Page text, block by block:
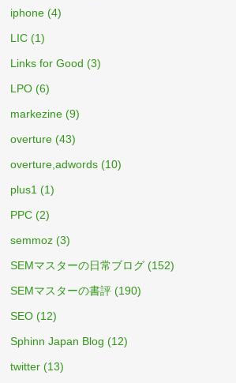
iphone (4)
LIC (1)
Links for Good (3)
LPO (6)
markezine (9)
overture (43)
overture,adwords (10)
plus1 (1)
PPC (2)
semmoz (3)
SEMマスターの日常ブログ (152)
SEMマスターの書評 (190)
SEO (12)
Sphinn Japan Blog (12)
twitter (13)